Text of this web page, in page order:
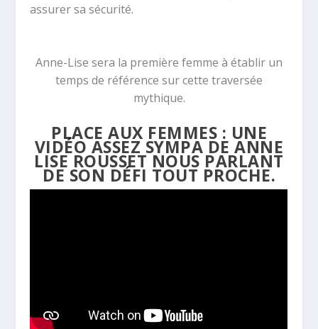
assurer sa sécurité.
Anne-Lise sera la première femme à établir un
temps de référence sur cette traversée
mythique.
PLACE AUX FEMMES : UNE
VIDÉO ASSEZ SYMPA DE ANNE
LISE ROUSSET NOUS PARLANT
DE SON DÉFI TOUT PROCHE.